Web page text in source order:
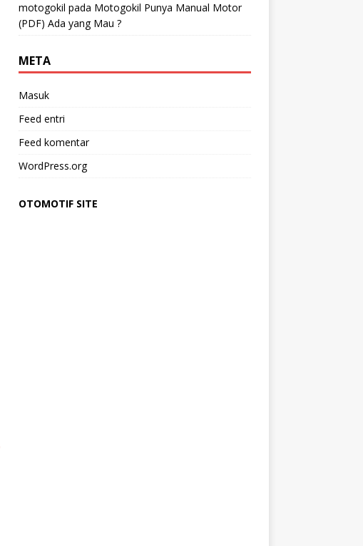
motogokil pada Motogokil Punya Manual Motor
(PDF) Ada yang Mau ?
META
Masuk
Feed entri
Feed komentar
WordPress.org
OTOMOTIF SITE